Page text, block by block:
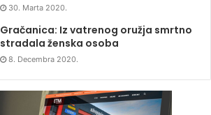
30. Marta 2020.
Gračanica: Iz vatrenog oružja smrtno
stradala ženska osoba
8. Decembra 2020.